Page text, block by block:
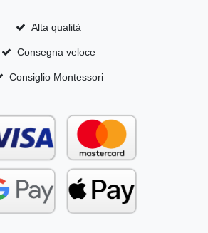
Alta qualità
Consegna veloce
Consiglio Montessori